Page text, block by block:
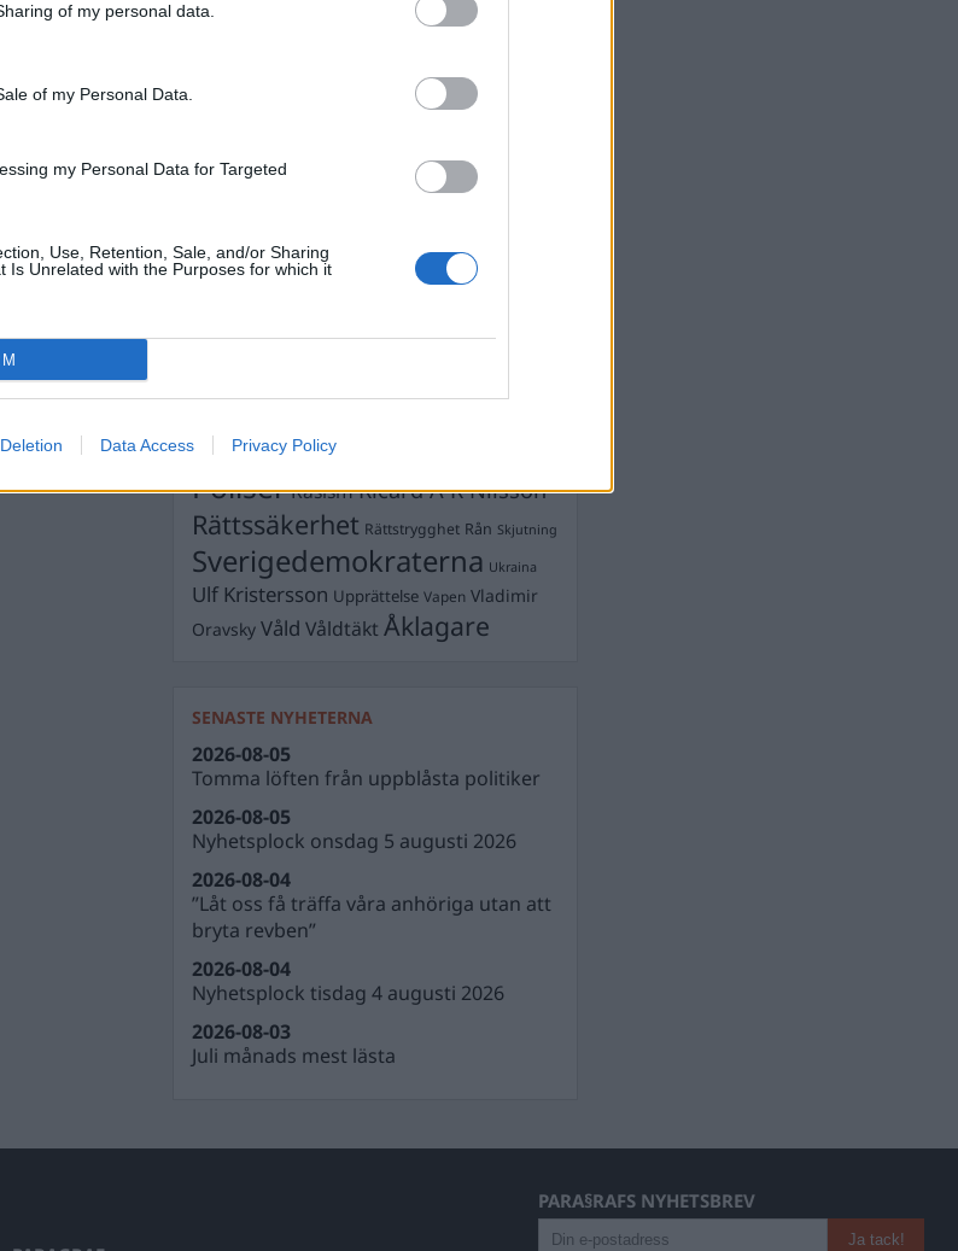
of my personal data.
of my Personal Data.
my Personal Data for Targeted
Use, Retention, Sale, and/or Sharing
Is Unrelated with the Purposes for which it
Data Access Privacy Policy
Andreas
Brottslighet Börje
Börje R P Carlsson
Demokrati Dick Sundevall
FängelseFörhör
Jimmie Åkesson Kokainmålet
LagarMichael Pålsson
Silventoinen Petter Inedahl
PoliserRasismRicard A R Nilsson
Rättssäkerhet Rättstrygghet Rån Skjutning
Sverigedemokraterna Ukraina
Ulf Kristersson Upprättelse Vapen Vladimir
Oravsky Våld Våldtäkt Åklagare
SENASTE NYHETERNA
Tomma löften från uppblåsta politiker
2026-08-05
Nyhetsplock onsdag 5 augusti 2026
2026-08-05
”Låt oss få träffa våra anhöriga utan att
bryta revben”
2026-08-04
Nyhetsplock tisdag 4 augusti 2026
2026-08-04
Juli månads mest lästa
2026-08-03
PARA§RAFS NYHETSBREV